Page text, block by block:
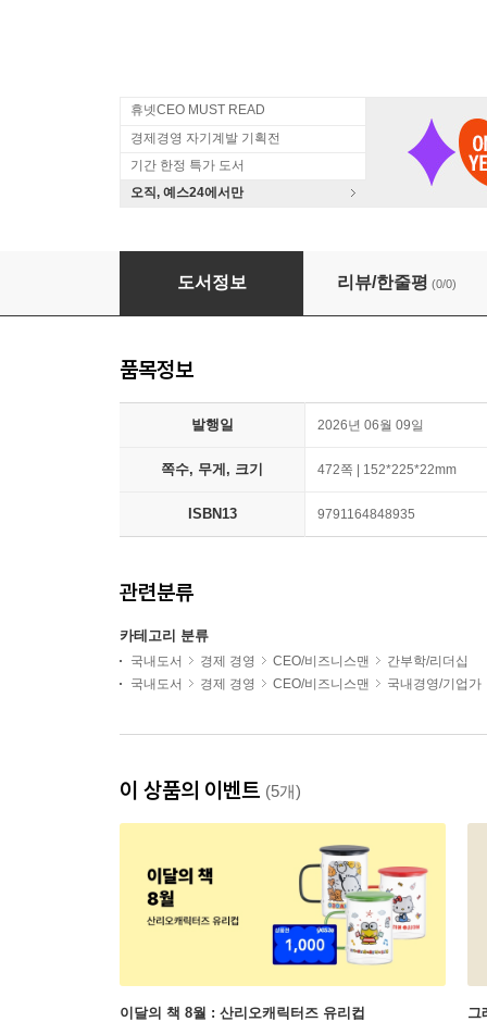
휴넷CEO MUST READ
경제경영 자기계발 기획전
기간 한정 특가 도서
오직, 예스24에서만
세계를 품다 2026
도서정보 리뷰/한줄평 (0/0)
품목정보
발행일 2026년 06월 09일
쪽수, 무게, 크기 472쪽 | 152*225*22mm
ISBN13 9791164848935
관련분류
카테고리 분류
국내도서 경제 경영 CEO/비즈니스맨
간부학/리더십
국내도서
경제 경영 CEO/비즈니스맨 국내경영/기업가
이 상품의 이벤트 (5개)
이달의 책 8월 : 산리오캐릭터즈 유리컵 그